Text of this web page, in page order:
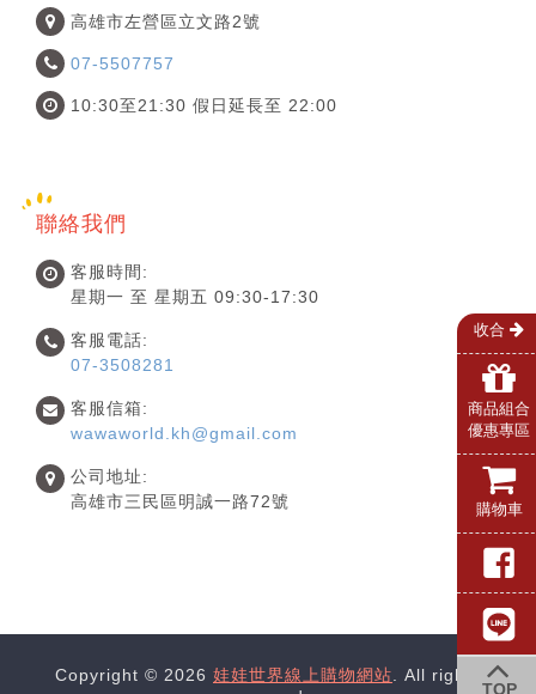
高雄市左營區立文路2號
07-5507757
10:30至21:30 假日延長至 22:00
聯絡我們
客服時間:
星期一 至 星期五 09:30-17:30
客服電話:
07-3508281
客服信箱:
wawaworld.kh@gmail.com
公司地址:
高雄市三民區明誠一路72號
Copyright © 2026 娃娃世界線上購物網站. All rights
收合
商品組合
優惠專區
購物車
TOP